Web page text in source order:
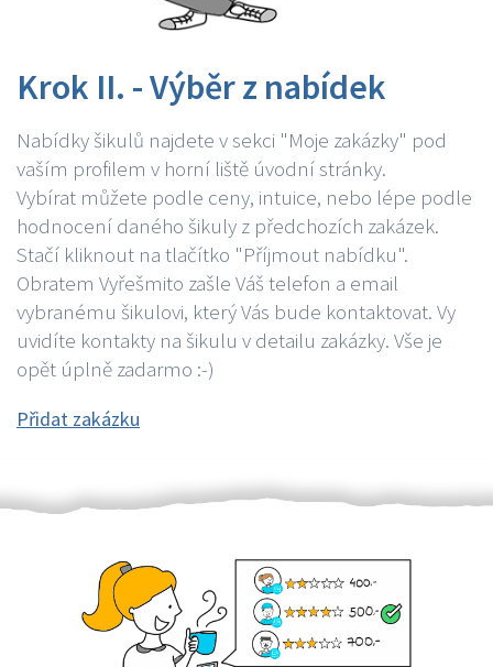
Krok II. - Výběr z nabídek
Nabídky šikulů najdete v sekci "Moje zakázky" pod
vaším profilem v horní liště úvodní stránky.
Vybírat můžete podle ceny, intuice, nebo lépe podle
hodnocení daného šikuly z předchozích zakázek.
Stačí kliknout na tlačítko "Příjmout nabídku".
Obratem Vyřešmito zašle Váš telefon a email
vybranému šikulovi, který Vás bude kontaktovat. Vy
uvidíte kontakty na šikulu v detailu zakázky. Vše je
opět úplně zadarmo :-)
Přidat zakázku